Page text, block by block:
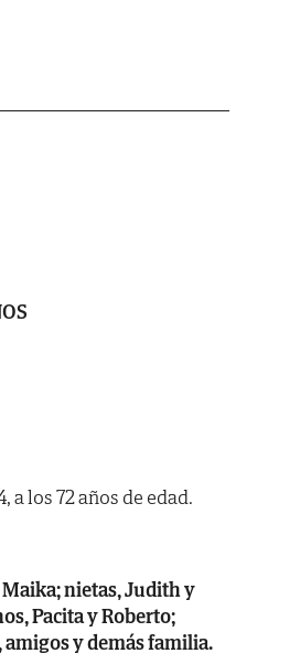
a los 72 años de edad.
nietas, Judith y
Pacita y Roberto;
y demás familia.